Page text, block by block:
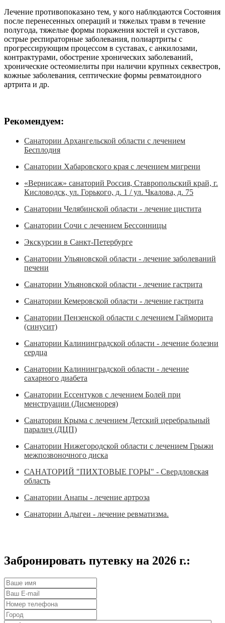
Лечение противопоказано тем, у кого наблюдаются Состояния
после перенесенных операций и тяжелых травм в течение
полугода, тяжелые формы поражения костей и суставов,
острые респираторные заболевания, полиартриты с
прогрессирующим процессом в суставах, с анкилозами,
контрактурами, обострение хронических заболеваний,
хронические остеомиелиты при наличии крупных секвестров,
кожные заболевания, септические формы ревматоидного
артрита и др.
Рекомендуем:
Санатории Архангельской области с лечением
Бесплодия
Санатории Хабаровского края с лечением мигрени
«Вернисаж» санаторий Россия, Ставропольский край, г.
Кисловодск, ул. Горького, д. 1 / ул. Чкалова, д. 75
Санатории Челябинской области - лечение цистита
Санатории Сочи с лечением Бессонницы
Экскурсии в Санкт-Петербурге
Санатории Ульяновской области - лечение заболеваний
печени
Санатории Ульяновской области - лечение гастрита
Санатории Кемеровской области - лечение гастрита
Санатории Пензенской области с лечением Гайморита
(синусит)
Санатории Калининградской области - лечение болезни
сердца
Санатории Калининградской области - лечение
сахарного диабета
Санатории Ессентуков с лечением Болей при
менструации (Дисменорея)
Санатории Крыма с лечением Детский церебральный
паралич (ДЦП)
Санатории Нижегородской области с лечением Грыжи
межпозвоночного диска
САНАТОРИЙ "ПИХТОВЫЕ ГОРЫ" - Свердловская
область
Санатории Анапы - лечение артроза
Санатории Адыгеи - лечение ревматизма.
Забронировать путевку на 2026 г.: